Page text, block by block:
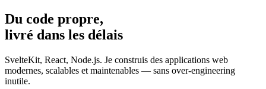
Du code propre,
livré dans les délais
SvelteKit, React, Node.js. Je construis des applications web
modernes, scalables et maintenables — sans over-engineering
inutile.